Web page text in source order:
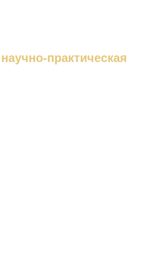
практическая